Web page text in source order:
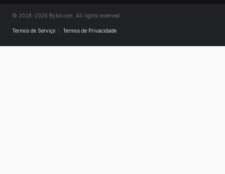
© 2018-2026 Bybit.com. All rights reserved.
Termos de Serviço Termos de Privacidade